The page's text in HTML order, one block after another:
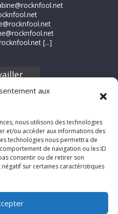
aux
nous utilisons des technologies
et/ou accéder aux informations des
technologies nous permettra de
de navigation ou les ID
consentir ou de retirer son
sur certaines caractéristiques
[...]
n'hésite
envoyer
de
de films,
des billets
: